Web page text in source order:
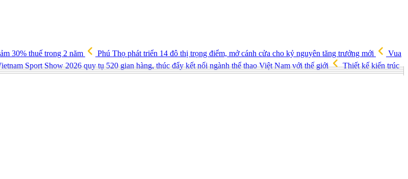
30% thuế trong 2 năm
Phú Thọ phát triển 14 đô thị trọng điểm, mở cánh cửa cho kỷ nguyên tăng trưởng mới
Vua
Sport Show 2026 quy tụ 520 gian hàng, thúc đẩy kết nối ngành thể thao Việt Nam với thế giới
Thiết kế kiến trúc